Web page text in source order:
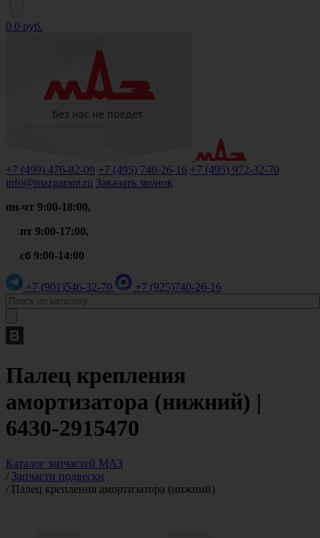
0 0 руб.
+7 (499) 476-82-09 +7 (495) 740-26-16 +7 (495) 972-32-70
info@mazgarant.ru Заказать звонок
пн-чт 9:00-18:00,
пт 9:00-17:00,
сб 9:00-14:00
+7 (901)546-32-70 +7 (925)740-26-16
Палец крепления
амортизатора (нижний) |
6430-2915470
Каталог запчастей МАЗ
/ Запчасти подвески
/ Палец крепления амортизатора (нижний)